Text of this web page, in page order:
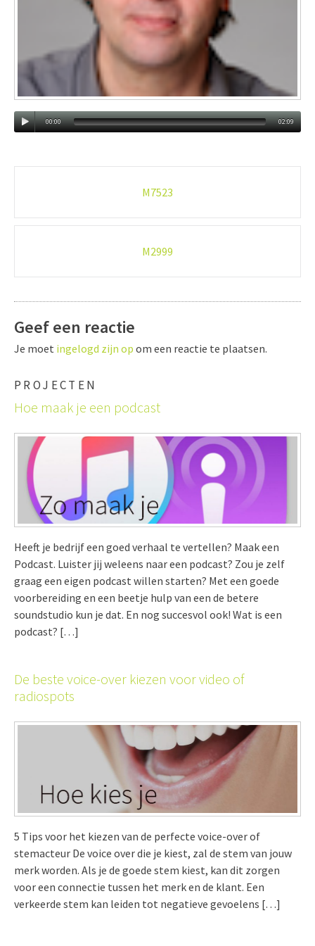
00:00 02:09
M7523
M2999
Geef een reactie
Je moet ingelogd zijn op om een reactie te plaatsen.
PROJECTEN
Hoe maak je een podcast
Heeft je bedrijf een goed verhaal te vertellen? Maak een
Podcast. Luister jij weleens naar een podcast? Zou je zelf
graag een eigen podcast willen starten? Met een goede
voorbereiding en een beetje hulp van een de betere
soundstudio kun je dat. En nog succesvol ook! Wat is een
podcast? […]
De beste voice-over kiezen voor video of
radiospots
5 Tips voor het kiezen van de perfecte voice-over of
stemacteur De voice over die je kiest, zal de stem van jouw
merk worden. Als je de goede stem kiest, kan dit zorgen
voor een connectie tussen het merk en de klant. Een
verkeerde stem kan leiden tot negatieve gevoelens […]